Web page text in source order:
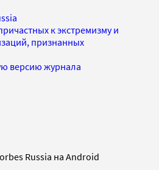
к экстремизму и
признанных
версию журнала
Russia на Android